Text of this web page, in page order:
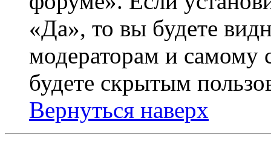
«Да», то вы будете
модераторам и самому
будете скрытым
Вернуться наверх